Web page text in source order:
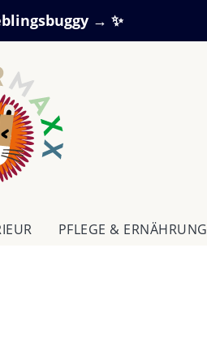
→ ✨
PFLEGE & ERNÄHRUNG